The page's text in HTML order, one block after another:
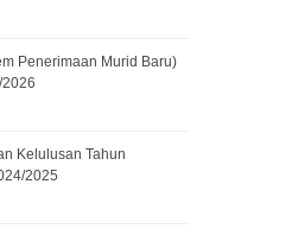
Penerimaan Murid Baru)
Kelulusan Tahun
2025